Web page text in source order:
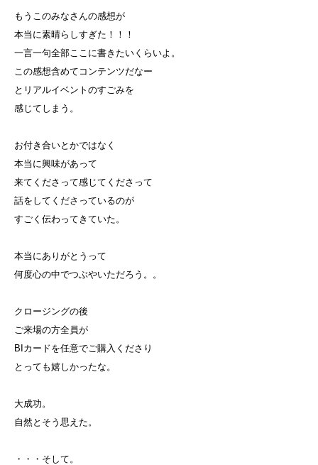
もうこのみなさんの感想が
本当に素晴らしすぎた！！！
一言一句全部ここに書きたいくらいよ。
この感想含めてコンテンツだなー
とリアルイベントのすごみを
感じてしまう。
お付き合いとかではなく
本当に興味があって
来てくださって感じてくださって
話をしてくださっているのが
すごく伝わってきていた。
本当にありがとうって
何度心の中でつぶやいただろう。。
クロージングの後
ご来場の方全員が
BIカードを任意でご購入くださり
とっても嬉しかったな。
大成功。
自然とそう思えた。
・・・そして。